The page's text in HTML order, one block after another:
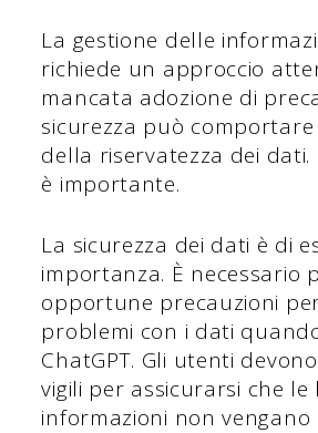
La gestione delle
richiede un approccio
mancata adozione di
sicurezza può comportare
della riservatezza dei dati.
è importante.
La sicurezza dei dati è di
importanza. È necessario
opportune precauzioni
problemi con i dati
ChatGPT. Gli utenti
vigili per assicurarsi che le
informazioni non vengano